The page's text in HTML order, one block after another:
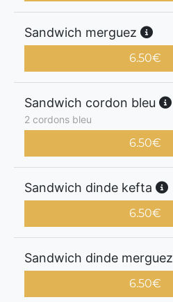
Sandwich merguez
6.50€
Sandwich cordon bleu
2 cordons bleu
6.50€
Sandwich dinde kefta
6.50€
Sandwich dinde merguez
6.50€